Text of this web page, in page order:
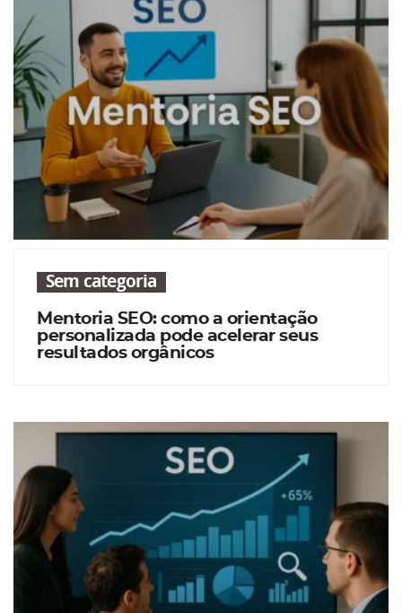
Sem categoria
Mentoria SEO: como a orientação
personalizada pode acelerar seus
resultados orgânicos